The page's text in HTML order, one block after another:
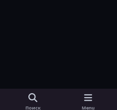
v
Поиск Menu